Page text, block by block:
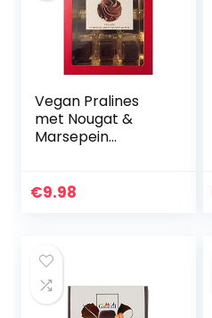
Vegan Pralines
met Nougat &
Marsepein
MANUFAKTUR)
€9.98